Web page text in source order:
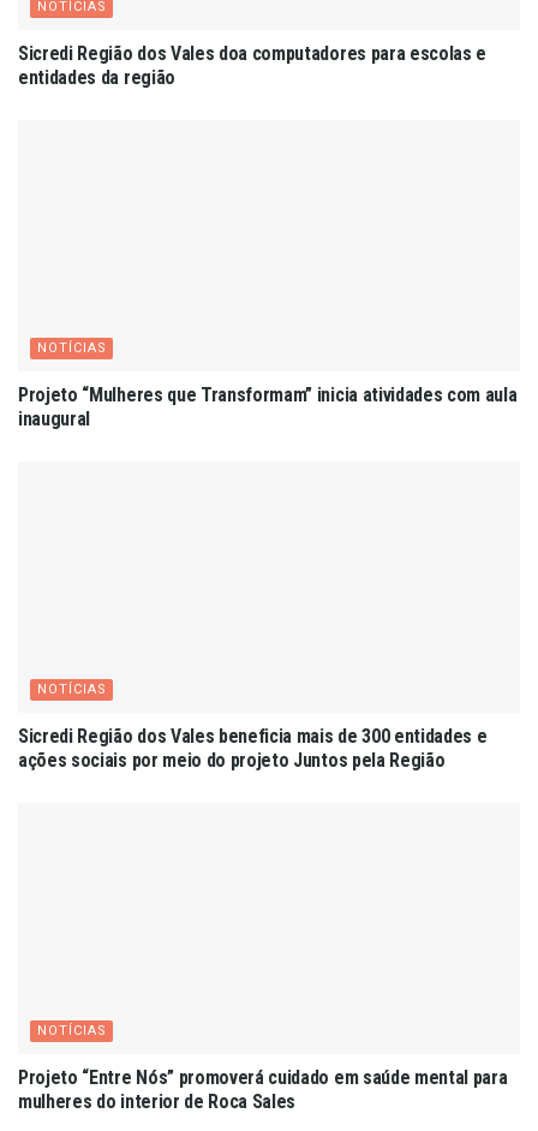
NOTÍCIAS
Sicredi Região dos Vales doa computadores para escolas e
entidades da região
NOTÍCIAS
Projeto “Mulheres que Transformam” inicia atividades com aula
inaugural
NOTÍCIAS
Sicredi Região dos Vales beneficia mais de 300 entidades e
ações sociais por meio do projeto Juntos pela Região
NOTÍCIAS
Projeto “Entre Nós” promoverá cuidado em saúde mental para
mulheres do interior de Roca Sales